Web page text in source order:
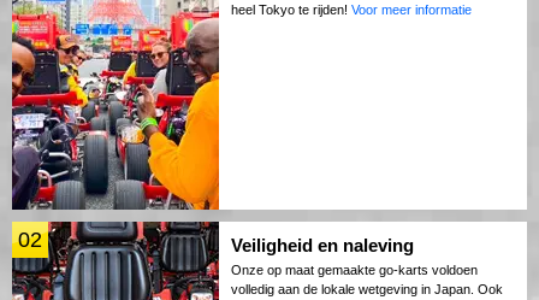
heel Tokyo te rijden! Voor meer informatie
02 Veiligheid en naleving
Onze op maat gemaakte go-karts voldoen
volledig aan de lokale wetgeving in Japan. Ook